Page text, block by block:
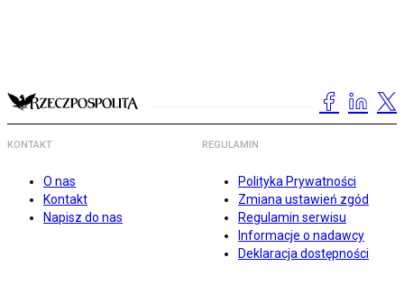
KONTAKT
O nas
Kontakt
Napisz do nas
REGULAMIN
Polityka Prywatności
Zmiana ustawień zgód
Regulamin serwisu
Informacje o nadawcy
Deklaracja dostępności